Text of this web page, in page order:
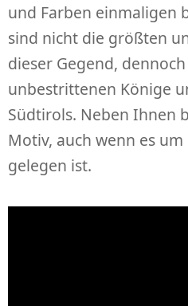
und Farben einmaligen
sind nicht die größten
dieser Gegend,
unbestrittenen Könige
Südtirols. Neben Ihnen
Motiv, auch wenn es
gelegen ist.